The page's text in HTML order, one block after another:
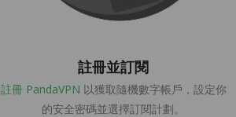
註冊並訂閱
註冊 PandaVPN 以獲取隨機數字帳戶，設定你
的安全密碼並選擇訂閱計劃。